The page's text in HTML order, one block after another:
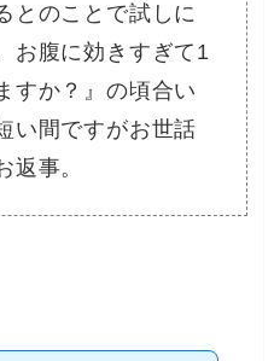
とのことで試しに
お腹に効きすぎて1
すか？』の頃合い
い間ですがお世話
事。